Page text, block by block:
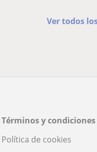
Ver todos
Términos y condiciones
Política de cookies